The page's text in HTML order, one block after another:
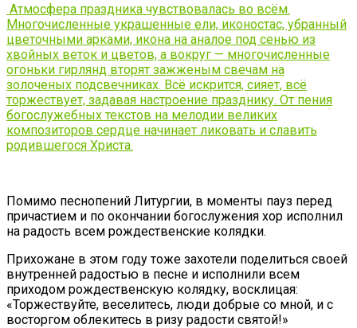
Атмосфера праздника чувствовалась во всём.
Многочисленные украшенные ели, иконостас, убранный
цветочными арками, икона на аналое под сенью из
хвойных веток и цветов, а вокруг — многочисленные
огоньки гирлянд вторят зажженым свечам на
золоченых подсвечниках. Всё искрится, сияет, всё
торжествует, задавая настроение празднику. От пения
богослужебных текстов на мелодии великих
композиторов сердце начинает ликовать и славить
родившегося Христа.
Помимо песнопений Литургии, в моменты пауз перед
причастием и по окончании богослужения хор исполнил
на радость всем рождественские колядки.
Прихожане в этом году тоже захотели поделиться своей
внутренней радостью в песне и исполнили всем
приходом рождественскую колядку, восклицая:
«Торжествуйте, веселитесь, люди добрые со мной, и с
восторгом облекитесь в ризу радости святой!»